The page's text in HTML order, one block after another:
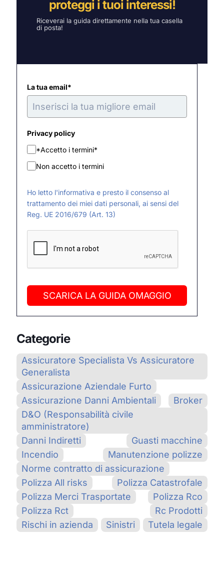
proteggi i tuoi interessi!
Riceverai la guida direttamente nella tua casella
di posta!
La tua email*
Privacy policy
*Accetto i termini*
Non accetto i termini
Ho letto l'informativa e presto il consenso al
trattamento dei miei dati personali, ai sensi del
Reg. UE 2016/679 (Art. 13)
SCARICA LA GUIDA OMAGGIO
Categorie
Assicuratore Specialista Vs Assicuratore
Generalista
Assicurazione Aziendale Furto
Assicurazione Danni Ambientali
Broker
D&O (Responsabilità civile
amministratore)
Danni Indiretti
Guasti macchine
Incendio
Manutenzione polizze
Norme contratto di assicurazione
Polizza All risks
Polizza Catastrofale
Polizza Merci Trasportate
Polizza Rco
Polizza Rct
Rc Prodotti
Rischi in azienda
Sinistri Tutela legale